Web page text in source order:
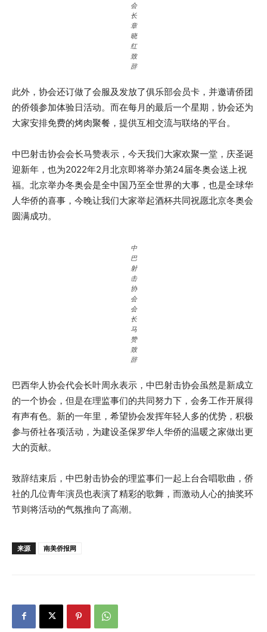
会
长
章
晓
红
致
辞
此外，协会还订做了会服及发放了俱乐部会员卡，并邀请侨团
的侨领参加体验日活动。而在每月的最后一个星期，协会还为
大家安排免费的烤肉聚餐，提供互相交流与联络的平台。
中巴射击协会会长马赞表示，今天我们大家欢聚一堂，庆圣诞
迎新年，也为2022年2月北京即将举办第24届冬奥会送上祝
福。北京举办冬奥会是全中国乃至全世界的大事，也是全球华
人华侨的喜事，今晚让我们大家举起酒杯共同祝愿北京冬奥会
圆满成功。
中
巴
射
击
协
会
会
长
马
赞
致
辞
巴西华人协会代会长叶周永表示，中巴射击协会虽然是新成立
的一个协会，但是在理监事们的共同努力下，会务工作开展得
有声有色。新的一年里，希望协会发挥年轻人多的优势，积极
参与侨社各项活动，为建设圣保罗华人华侨的温暖之家做出更
大的贡献。
致辞结束后，中巴射击协会的理监事们一起上台合唱歌曲，侨
社的几位青年演员也表演了精彩的歌舞，而激动人心的抽奖环
节则将活动的气氛推向了高潮。
来源 南美侨报网